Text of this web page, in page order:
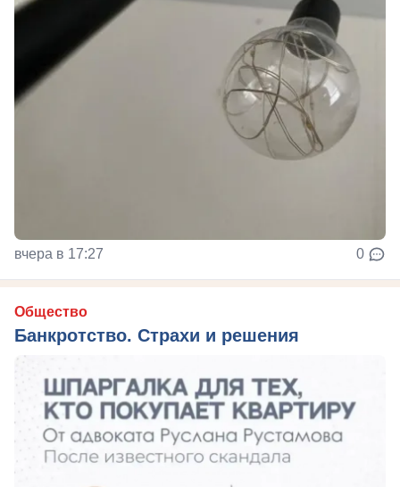
вчера в 17:27 0
Общество
Банкротство. Страхи и решения